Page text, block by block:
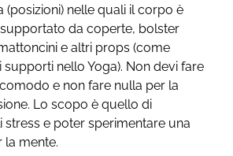
(posizioni) nelle quali il corpo è
da coperte, bolster
e altri props (come
nello Yoga). Non devi fare
e non fare nulla per la
Lo scopo è quello di
stress e poter sperimentare una
la mente.